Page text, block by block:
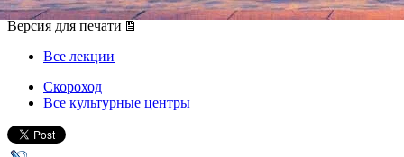
25 ноября 2012, воскресенье,13.00
Версия для печати
Все лекции
Скороход
Все культурные центры